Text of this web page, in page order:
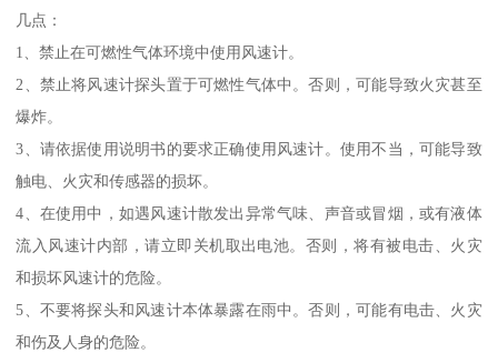
几点：
1、禁止在可燃性气体环境中使用风速计。
2、禁止将风速计探头置于可燃性气体中。否则，可能导致火灾甚至
爆炸。
3、请依据使用说明书的要求正确使用风速计。使用不当，可能导致
触电、火灾和传感器的损坏。
4、在使用中，如遇风速计散发出异常气味、声音或冒烟，或有液体
流入风速计内部，请立即关机取出电池。否则，将有被电击、火灾
和损坏风速计的危险。
5、不要将探头和风速计本体暴露在雨中。否则，可能有电击、火灾
和伤及人身的危险。